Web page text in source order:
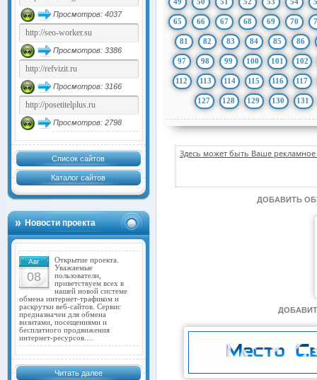
Просмотров: 4037
Просмотров: 3386
Просмотров: 3166
Просмотров: 2798
Список сайтов
Каталог сайтов
Новости проекта
Авг
08
Открытие проекта.
Уважаемые
пользователи,
приветствуем всех в
нашей новой системе
обмена интернет-трафиком и
раскрутки веб-сайтов. Сервис
предназначен для обмена
визитами, посещениями и
бесплатного продвижения
интернет-ресурсов.…
Читать далее
65 66 67 68 69 70
81 82 83 84 85 86
97 98 99 100 101 102
112 113 114 115 116 117
127 128 129 130 131
Здесь может быть Ваше
ДОБАВИТЬ